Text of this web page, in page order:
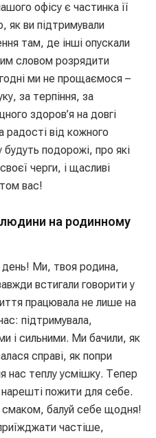
офісу є частинка її
як ви підтримували
там, де інші опускали
словом розрядити
ми не прощаємося –
за терпіння, за
здоров’я на довгі
радості від кожного
подорожі, про які
черги, і щасливі
вас!
на родинному
день! Ми, твоя родина,
встигали говорити у
працювала не лише на
підтримувала,
і сильними. Ми бачили, як
справі, як попри
нас теплу усмішку. Тепер
пожити для себе.
смаком, балуй себе щодня!
частіше,